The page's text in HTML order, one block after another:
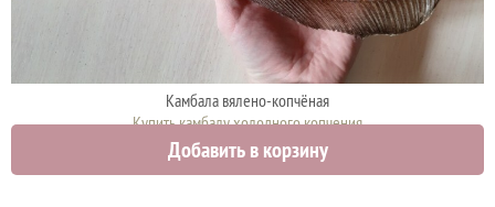
Камбала вялено-копчёная
Купить камбалу холодного копчения
1500 руб.
Добавить в корзину